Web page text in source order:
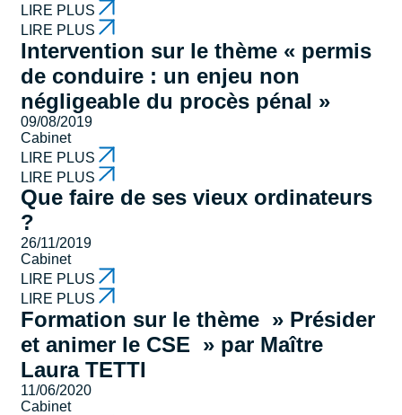
LIRE PLUS
LIRE PLUS
Intervention sur le thème « permis
de conduire : un enjeu non
négligeable du procès pénal »
09/08/2019
Cabinet
LIRE PLUS
LIRE PLUS
Que faire de ses vieux ordinateurs
?
26/11/2019
Cabinet
LIRE PLUS
LIRE PLUS
Formation sur le thème » Présider
et animer le CSE » par Maître
Laura TETTI
11/06/2020
Cabinet